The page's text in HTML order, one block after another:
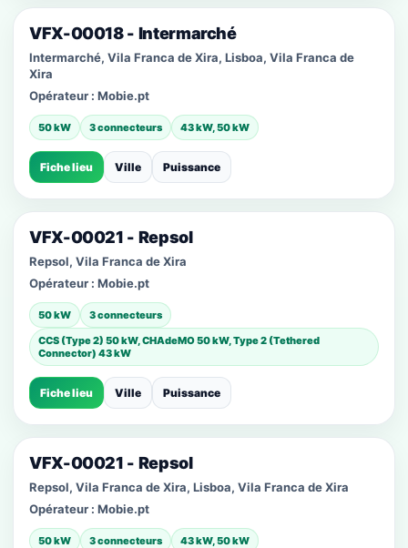
VFX-00018 - Intermarché
Intermarché, Vila Franca de Xira, Lisboa, Vila Franca de
Xira
Opérateur : Mobie.pt
50 kW 3 connecteurs 43 kW, 50 kW
Fiche lieu Ville Puissance
VFX-00021 - Repsol
Repsol, Vila Franca de Xira
Opérateur : Mobie.pt
50 kW
3 connecteurs
CCS (Type 2) 50 kW, CHAdeMO 50 kW, Type 2 (Tethered
Connector) 43 kW
Fiche lieu Ville Puissance
VFX-00021 - Repsol
Repsol, Vila Franca de Xira, Lisboa, Vila Franca de Xira
Opérateur : Mobie.pt
50 kW 3 connecteurs 43 kW, 50 kW